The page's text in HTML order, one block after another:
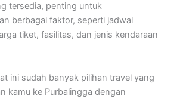
tersedia, penting untuk
berbagai faktor, seperti jadwal
tiket, fasilitas, dan jenis kendaraan
ini sudah banyak pilihan travel yang
kamu ke Purbalingga dengan